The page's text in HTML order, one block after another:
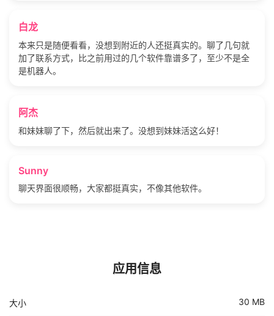
白龙
本来只是随便看看，没想到附近的人还挺真实的。聊了几句就
加了联系方式，比之前用过的几个软件靠谱多了，至少不是全
是机器人。
阿杰
和妹妹聊了下，然后就出来了。没想到妹妹活这么好！
Sunny
聊天界面很顺畅，大家都挺真实，不像其他软件。
应用信息
大小 30 MB